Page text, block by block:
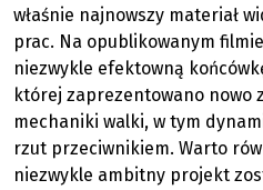
właśnie najnowszy materiał
prac. Na opublikowanym
niezwykle efektowną
której zaprezentowano nowo
mechaniki walki, w tym
rzut przeciwnikiem. Warto
niezwykle ambitny projekt